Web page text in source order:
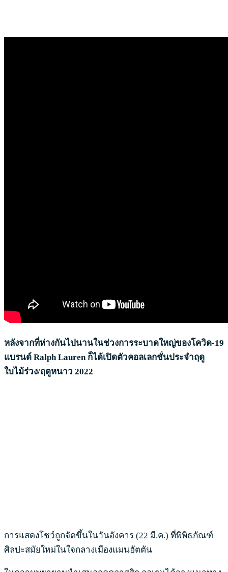
หลังจากที่ห่างกันไปนานในช่วงการระบาดใหญ่ของโควิด-19
แบรนด์ Ralph Lauren ก็ได้เปิดตัวคอลเลกชั่นประจำฤดู
ใบไม้ร่วง/ฤดูหนาว 2022
การแสดงโชว์ถูกจัดขึ้นในวันอังคาร (22 มี.ค.) ที่พิพิธภัณฑ์
ศิลปะสมัยใหม่ในใจกลางเมืองแมนฮัตตัน